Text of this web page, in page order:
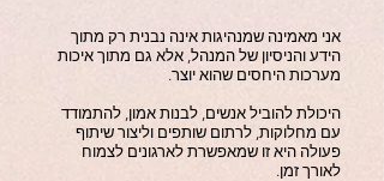
אני מאמינה שמנהיגות אינה נבנית רק מתוך
הידע והניסיון של המנהל, אלא גם מתוך איכות
מערכות היחסים שהוא יוצר.
היכולת להוביל אנשים, לבנות אמון, להתמודד
עם מחלוקות, לרתום שותפים וליצור שיתוף
פעולה היא זו שמאפשרת לארגונים לצמוח
לאורך זמן.